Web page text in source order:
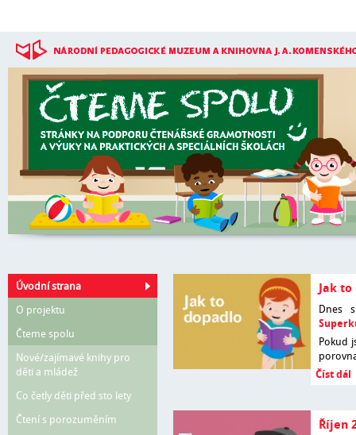
Přejít k hlavnímu obsahu
Úvodní strana
O projektu
Čteme spolu
Nové/zajímavé knihy pro
děti a mládež
Co četly děti před sto lety
Čtení s porozuměním
Jak
Dnes
Pokud
Číst dál
Říjen